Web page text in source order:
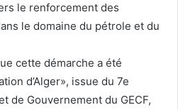
le renforcement des
le domaine du pétrole et du
cette démarche a été
d’Alger», issue du 7e
de Gouvernement du GECF,